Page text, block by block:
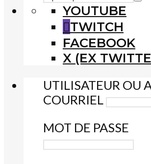
YOUTUBE
TWITCH
FACEBOOK
X (EX
UTILISATEUR OU
COURRIEL
MOT DE PASSE